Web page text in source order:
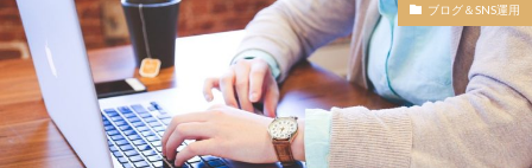
ブログ＆SNS運用